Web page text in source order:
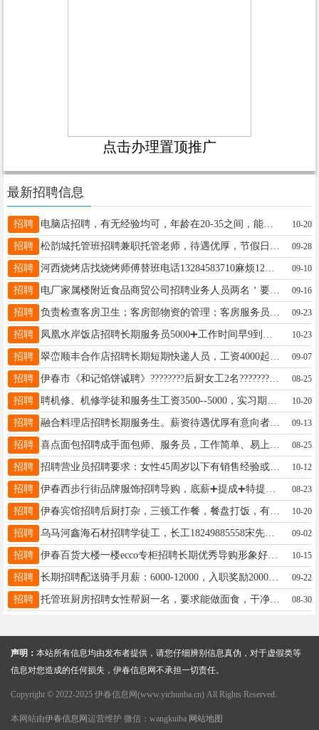
点击办理置顶推广
最新招聘信息
招聘 电脑店招聘，有无经验均可，年龄在20-35之间，能上高安监控，学习期间，有带薪工资，学会留用，能独立完成工作，工资3000元，工作时间早8晚5，中午1.5时吃饭，每个月4天带薪假和节假日，长期干给交养老保险，能在友好居住，要求有责任心，善于沟通，身体健康，地址，友好，电话号码13136716789夏女士18604588388 10-20
招聘 09-28
招聘 09-10
招聘 电厂家属楼附近食品商贸公司招聘业务人员两名＇要求男士年龄35岁以上底薪2800+提成加满勤加年终奖三个月以后工资达到5000左右，短期工勿扰女士13234588841 09-16
招聘 09-23
招聘 10-23
招聘 09-07
招聘 伊春市《和记馅饼诚聘》????‍????后厨女工2名????????‍????粥师傅1名（男女不限）????????‍????打菜员2名????‍????收银员1名????杂工1名郭经理13089598966（微信同步）王经理13039661889（微信同步）王13039661889 08-25
招聘 10-20
招聘 融合料理店招聘长期服务生。薪资待遇优厚有意向者联系陈18445821733 09-13
招聘 08-25
招聘 招聘营业员招聘要求：女性45周岁以下有销售经验或从事精品水果相关经验者优先待遇优厚工作地址：伊春市伊美区溪语墅西门小π甄选果品.联系方式：19104585222先生19104585222 10-12
招聘 08-23
招聘 伊春宾馆招聘后厨打杂，三顿工作餐，餐盘打饭，有意者联系.宗女士13339386006 10-20
招聘 乌马河鑫海石材招聘学徒工，长工18249885558宋先生18249885558 09-02
招聘 伊春百货大楼一楼ecco专柜招聘长期优秀导购形象好，气质佳，40岁以下热爱零售行业，学习能力强有责任心，有集体荣誉感有同等品牌销售经验者优先底薪+提成+5天年假+生日福利+法定假日三薪+五险一金杨女士13845839191 10-15
招聘 长期招聘配送骑手月薪：6000-12000，入职奖励2000，车辆电瓶首月免费使用，车辆补贴1000，老骑手回归奖2000元????????业务经理：月薪4000-7000，20岁以上，男女不限，学历不限，有无经验均可陈女士18504581458 09-22
招聘 托管班厨房招聘女性帮厨一名，要求能做面食，干净利索，周末双休，有意者电话联系王老师15246940067 08-30
声明： 本站所有信息均由发布者提供，请您仔细辨别信息真伪，对于虚假类等
信息对您造成的任何损失，伊春信息网不承担一切责任。
Copyright © 2022-2025 伊春信息网(www.yichunba.cn) All Rights Reserved.
本网站由伊春信息网 运营维护 微信：wangkuiba 网站地图